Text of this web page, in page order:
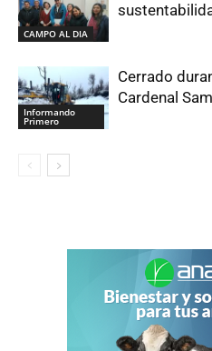
CAMPO AL DIA
Informando
Primero
Cerrado
Cardenal